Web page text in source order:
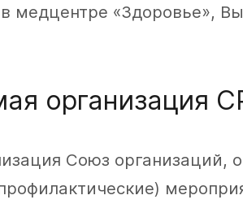
медцентре «Здоровье»,
организация
Союз организаций,